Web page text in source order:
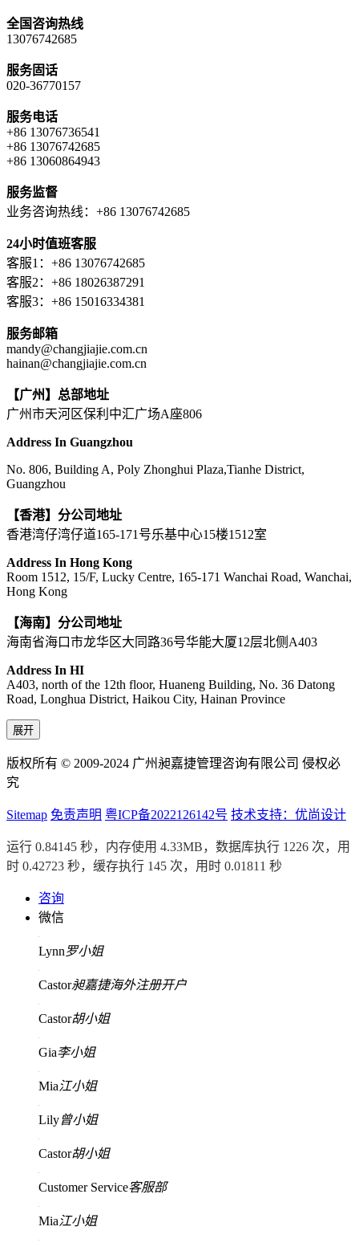
全国咨询热线
13076742685
服务固话
020-36770157
服务电话
+86 13076736541
+86 13076742685
+86 13060864943
服务监督
业务咨询热线：+86 13076742685
24小时值班客服
客服1：+86 13076742685
客服2：+86 18026387291
客服3：+86 15016334381
服务邮箱
mandy@changjiajie.com.cn
hainan@changjiajie.com.cn
【广州】总部地址
广州市天河区保利中汇广场A座806
Address In Guangzhou
No. 806, Building A, Poly Zhonghui Plaza,Tianhe District,
Guangzhou
【香港】分公司地址
香港湾仔湾仔道165-171号乐基中心15楼1512室
Address In Hong Kong
Room 1512, 15/F, Lucky Centre, 165-171 Wanchai Road, Wanchai,
Hong Kong
【海南】分公司地址
海南省海口市龙华区大同路36号华能大厦12层北侧A403
Address In HI
A403, north of the 12th floor, Huaneng Building, No. 36 Datong
Road, Longhua District, Haikou City, Hainan Province
展开
版权所有 © 2009-2024 广州昶嘉捷管理咨询有限公司 侵权必
究
Sitemap 免责声明 粤ICP备2022126142号 技术支持：优尚设计
运行 0.84145 秒，内存使用 4.33MB，数据库执行 1226 次，用
时 0.42723 秒，缓存执行 145 次，用时 0.01811 秒
咨询
微信
Lynn罗小姐
Castor昶嘉捷海外注册开户
Castor胡小姐
Gia李小姐
Mia江小姐
Lily曾小姐
Castor胡小姐
Customer Service客服部
Mia江小姐